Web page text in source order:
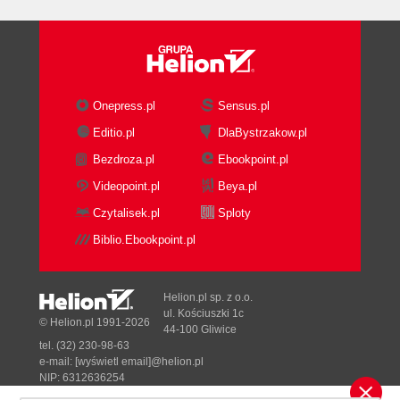
Szklanka świeżego soku pomarańczowego prosto
z drzewa... z przystankiem na modelowanie 141
Trzeba skorzystać z modelu mieszania 142
Zacznijmy od specyfikacji soków 142
Stałość produktu wyjściowego 144
Wprowadzanie danych do Excela 145
Określanie problemu w dodatku Solver 148
Obniżanie standardów 150
Usuwanie cuchnącego problemu -
minimalizacja maksymalnych odchyleń 154
Mnożenie zmiennych - skorzystajmy ze
110% mocy Excela 160
Modelowanie ryzyka 168
Dane pochodzące z rozkładu normalnego 168
Podsumowanie 176
Onepress.pl
Sensus.pl
Editio.pl
DlaBystrzakow.pl
Bezdroza.pl
Ebookpoint.pl
Videopoint.pl
Beya.pl
Czytalisek.pl
Sploty
Biblio.Ebookpoint.pl
© Helion.pl 1991-2026
Helion.pl sp. z o.o.
ul. Kościuszki 1c
44-100 Gliwice
tel. (32) 230-98-63
e-mail: [wyświetl email]@helion.pl
NIP: 6312636254